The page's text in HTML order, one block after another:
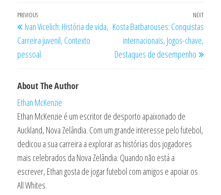
Post
navigation
Previous
Post
PREVIOUS
Ivan Vicelich: História de vida,
Carreira juvenil, Contexto
pessoal
Next
NEXT
Kosta Barbarouses: Conquistas
internacionais, Jogos-chave,
Destaques de desempenho
About The Author
Ethan McKenzie
Ethan McKenzie é um escritor de desporto apaixonado de
Auckland, Nova Zelândia. Com um grande interesse pelo futebol,
dedicou a sua carreira a explorar as histórias dos jogadores
mais celebrados da Nova Zelândia. Quando não está a
escrever, Ethan gosta de jogar futebol com amigos e apoiar os
All Whites.